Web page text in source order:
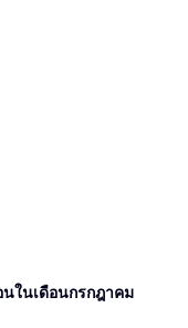
นในเดือนกรกฎาคม